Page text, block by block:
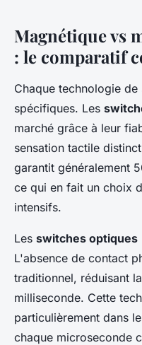
Magnétique vs
: le comparatif
Chaque technologie
spécifiques. Les
marché grâce à leur
sensation tactile
garantit généralement
ce qui en fait un choix
intensifs.
Les switches optiques
L'absence de contact
traditionnel, réduisant
milliseconde. Cette
particulièrement dans
chaque microseconde